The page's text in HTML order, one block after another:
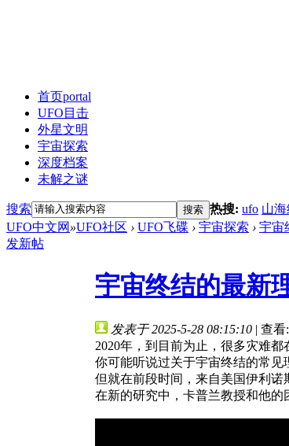
首页portal
UFO目击
外星文明
宇宙探索
深度档案
未解之谜
搜索 搜索 热搜: ufo 山
UFO中文网 »UFO社区 › UFO飞碟 › 宇宙探索 › 宇宙
发新帖
宇宙终结的最新
发表于 2025-5-28 08:15:10 | 查看:
2020年，到目前为止，很多灾难
你可能听说过关于宇宙终结的常见
但就在前段时间，来自美国伊利
在新的研究中，卡普兰教授和他的